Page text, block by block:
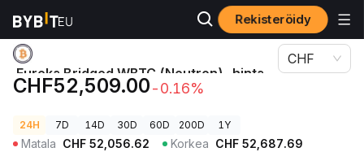
Rekisteröidy
Kryptohinnat Eureka Bridged WBTC (Neutron)-hinta WBTC
Eureka Bridged WBTC (Neutron)-hinta
WBTC
CHF52,509.00-0.16%
CHF
24H 7D 14D 30D 60D 200D 1Y
Matala CHF 52,056.62 Korkea CHF 52,687.69